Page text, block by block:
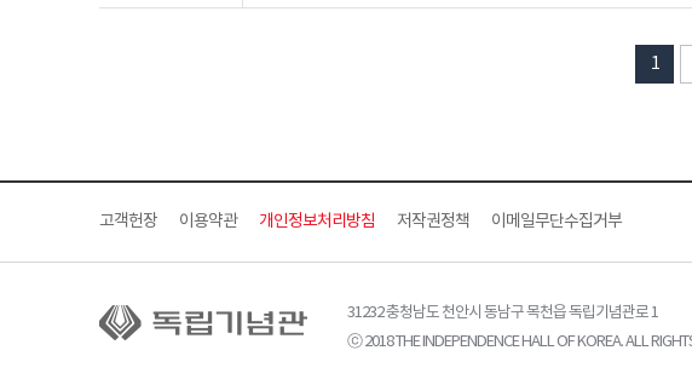
1
고객헌장 이용약관 개인정보처리방침 저작권정책 이메일무단수집거부
31232 충청남도 천안시 동남구 목천읍 독립기념관로 1
ⓒ 2018 THE INDEPENDENCE HALL OF KOREA. ALL